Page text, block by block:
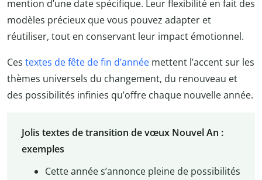
mention d’une date spécifique. Leur flexibilité en fait des
modèles précieux que vous pouvez adapter et
réutiliser, tout en conservant leur impact émotionnel.
Ces textes de fête de fin d’année mettent l’accent sur les
thèmes universels du changement, du renouveau et
des possibilités infinies qu’offre chaque nouvelle année.
Jolis textes de transition de vœux Nouvel An :
exemples
Cette année s’annonce pleine de possibilités